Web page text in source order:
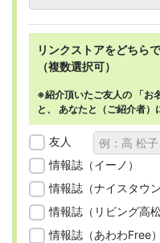
リンクストアをどちらで
（複数選択可）
※紹介頂いたご友人の 「
と、 あなたと（ご紹介者）
友人
情報誌（イーノ）
情報誌（ナイスタウン
情報誌（リビング高松
情報誌（あわわFree）